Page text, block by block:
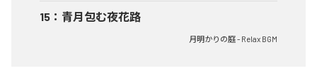
15 ： 青月包む夜花路
月明かりの庭 - Relax BGM